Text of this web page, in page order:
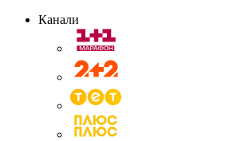
Канали